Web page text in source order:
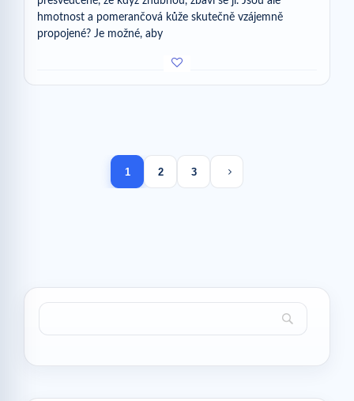
hmotnost a pomerančová kůže skutečně vzájemně
propojené? Je možné, aby
1 2 3 Next page